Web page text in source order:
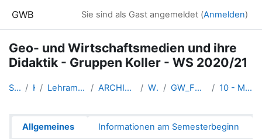
GWB Sie sind als Gast angemeldet (Anmelden)
Geo- und Wirtschaftsmedien und ihre
Didaktik - Gruppen Koller - WS 2020/21
Startseite Kurse Lehramtsausbildung GW im Clust... ARCHIV - Lehrveranstaltungen a... WS_2020/21 GW_FDGeomedien_Linz_2020ws 10 - MI. 25.11.2020: Online-Le...
Abschnittsübersicht
Allgemeines Informationen am Semesterbeginn